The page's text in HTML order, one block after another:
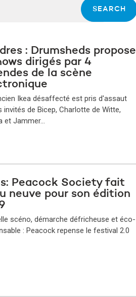
: Drumsheds propose
dirigés par 4
de la scène
Ikea désaffecté est pris d'assaut
invités de Bicep, Charlotte de Witte,
et Jammer…
Peacock Society fait
neuve pour son édition
scéno, démarche défricheuse et éco-
: Peacock repense le festival 2.0